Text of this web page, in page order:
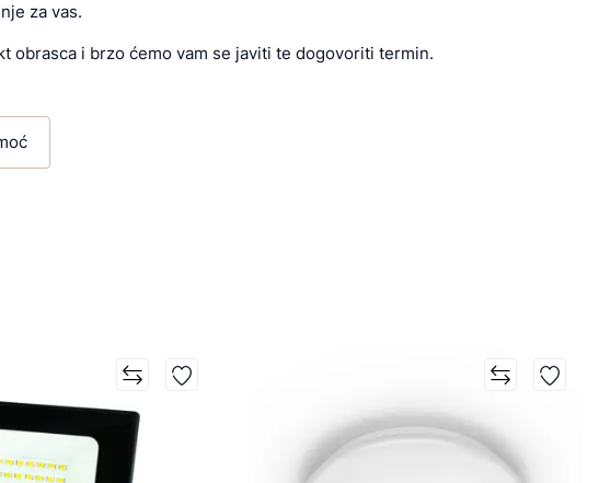
za vas.
obrasca i brzo ćemo vam se javiti te dogovoriti termin.